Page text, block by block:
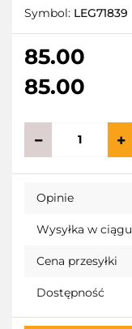
Symbol: LEG71839
85.00
85.00
Opinie
Wysyłka w ciągu
Cena przesyłki
Dostępność